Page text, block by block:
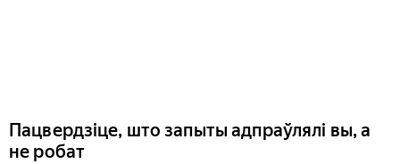
Пацвердзіце, што запыты адпраўлялі вы, а
не робат